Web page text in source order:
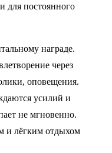
для постоянного
награде.
через
оповещения.
усилий и
не мгновенно.
и лёгким отдыхом